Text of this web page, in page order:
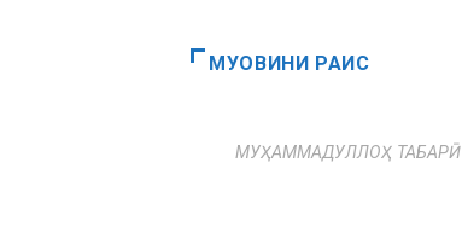
МУОВИНИ РАИС
МУҲАММАДУЛЛОҲ ТАБАРӢ